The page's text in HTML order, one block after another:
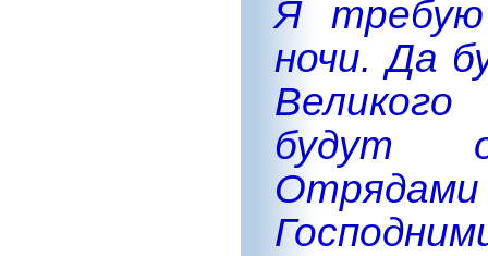
Я
ночи. Да
будут
Отрядами